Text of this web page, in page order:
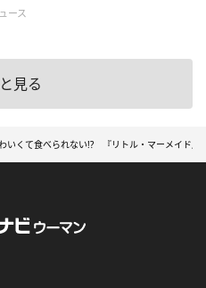
ース
見る
いくて食べられない!? 『リトル・マーメイド』